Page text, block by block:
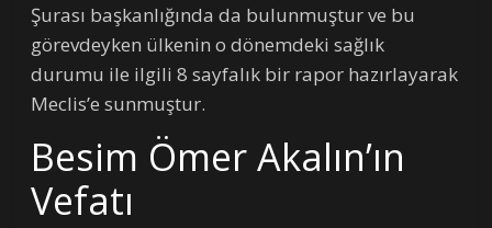
Şurası başkanlığında da bulunmuştur ve bu
görevdeyken ülkenin o dönemdeki sağlık
durumu ile ilgili 8 sayfalık bir rapor hazırlayarak
Meclis’e sunmuştur.
Besim Ömer Akalın’ın
Vefatı